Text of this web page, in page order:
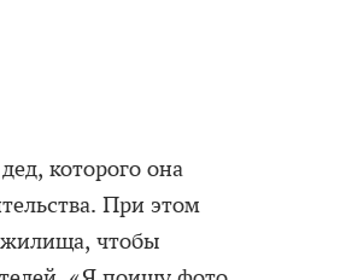
которого она
При этом
жилища, чтобы